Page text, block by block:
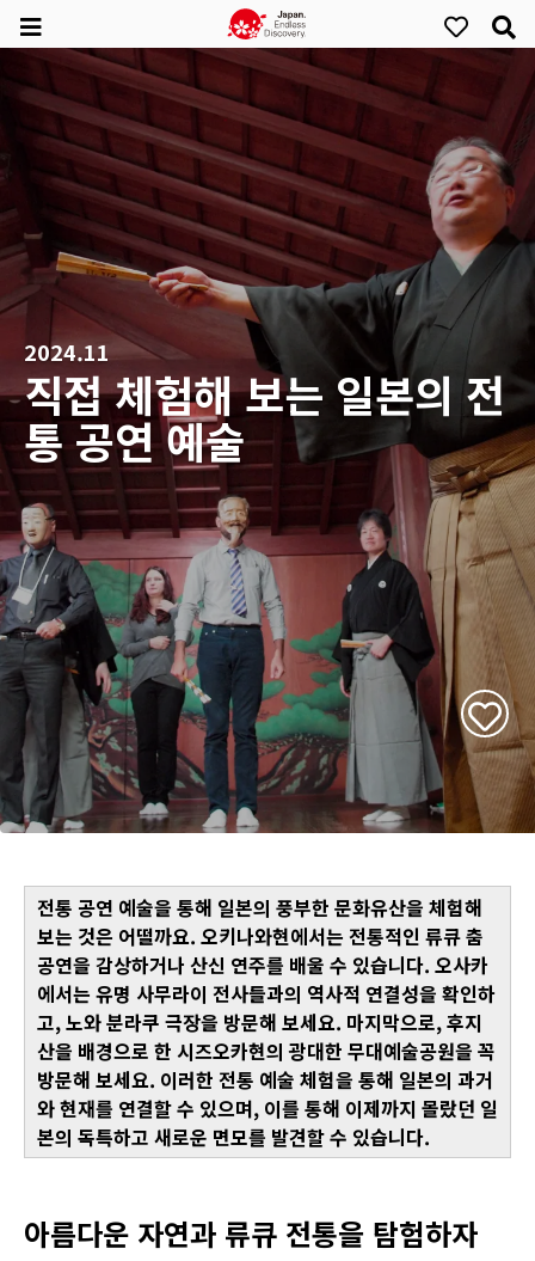
2024.11
직접 체험해 보는 일본의 전
통 공연 예술
전통 공연 예술을 통해 일본의 풍부한 문화유산을 체험해
보는 것은 어떨까요. 오키나와현에서는 전통적인 류큐 춤
공연을 감상하거나 산신 연주를 배울 수 있습니다. 오사카
에서는 유명 사무라이 전사들과의 역사적 연결성을 확인하
고, 노와 분라쿠 극장을 방문해 보세요. 마지막으로, 후지
산을 배경으로 한 시즈오카현의 광대한 무대예술공원을 꼭
방문해 보세요. 이러한 전통 예술 체험을 통해 일본의 과거
와 현재를 연결할 수 있으며, 이를 통해 이제까지 몰랐던 일
본의 독특하고 새로운 면모를 발견할 수 있습니다.
아름다운 자연과 류큐 전통을 탐험하자